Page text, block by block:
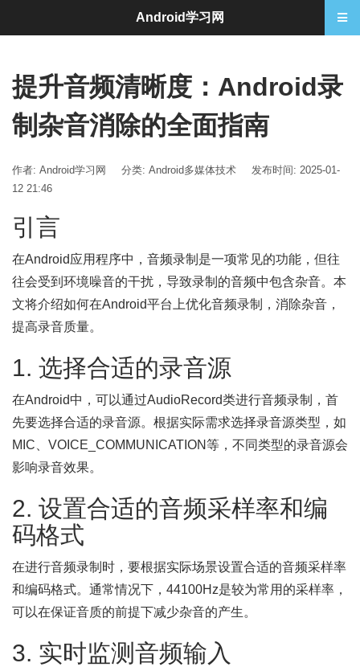
提升音频清晰度：Android录
制杂音消除的全面指南
作者: Android学习网 分类: Android多媒体技术
发布时间: 2025-01-
12 21:46
引言
在Android应用程序中，音频录制是一项常见的功能，但往
往会受到环境噪音的干扰，导致录制的音频中包含杂音。本
文将介绍如何在Android平台上优化音频录制，消除杂音，
提高录音质量。
1. 选择合适的录音源
在Android中，可以通过AudioRecord类进行音频录制，首
先要选择合适的录音源。根据实际需求选择录音源类型，如
MIC、VOICE_COMMUNICATION等，不同类型的录音源会
影响录音效果。
2. 设置合适的音频采样率和编
码格式
在进行音频录制时，要根据实际场景设置合适的音频采样率
和编码格式。通常情况下，44100Hz是较为常用的采样率，
可以在保证音质的前提下减少杂音的产生。
3. 实时监测音频输入
Android学习网